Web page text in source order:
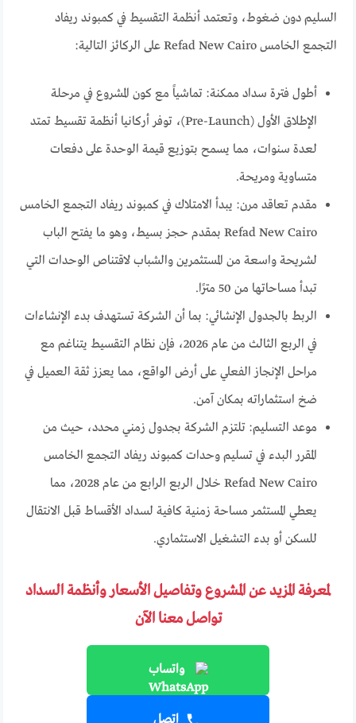
السليم دون ضغوط، وتعتمد أنظمة التقسيط في كمبوند ريفاد
التجمع الخامس Refad New Cairo على الركائز التالية:
أطول فترة سداد ممكنة: تماشياً مع كون المشروع في مرحلة
الإطلاق الأول (Pre-Launch)، توفر أركانيا أنظمة تقسيط تمتد
لعدة سنوات، مما يسمح بتوزيع قيمة الوحدة على دفعات
متساوية ومريحة.
مقدم تعاقد مرن: يبدأ الامتلاك في كمبوند ريفاد التجمع الخامس
Refad New Cairo بمقدم حجز بسيط، وهو ما يفتح الباب
لشريحة واسعة من المستثمرين والشباب لاقتناص الوحدات التي
تبدأ مساحاتها من 50 مترًا.
الربط بالجدول الإنشائي: بما أن الشركة تستهدف بدء الإنشاءات
في الربع الثالث من عام 2026، فإن نظام التقسيط يتناغم مع
مراحل الإنجاز الفعلي على أرض الواقع، مما يعزز ثقة العميل في
ضخ استثماراته بمكان آمن.
موعد التسليم: تلتزم الشركة بجدول زمني محدد، حيث من
المقرر البدء في تسليم وحدات كمبوند ريفاد التجمع الخامس
Refad New Cairo خلال الربع الرابع من عام 2028، مما
يعطي المستثمر مساحة زمنية كافية لسداد الأقساط قبل الانتقال
للسكن أو بدء التشغيل الاستثماري.
لمعرفة المزيد عن المشروع وتفاصيل الأسعار وأنظمة السداد
تواصل معنا الآن
واتساب